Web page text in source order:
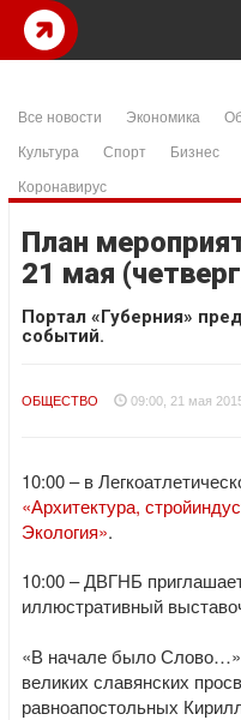
Все новости Экономика
Культура
Спорт Бизнес
Коронавирус
План
21 мая
Портал «Губерния»
событий.
ОБЩЕСТВО 09:00, 21 мая
10:00 – в
«Архитектура,
Экология».
10:00 – ДВГНБ
иллюстративный
«В начале было
великих славянских
равноапостольных